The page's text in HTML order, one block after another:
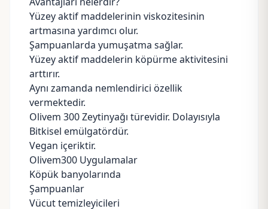
Yüzey aktif maddelerinin viskozitesinin
artmasına yardımcı olur.
Şampuanlarda yumuşatma sağlar.
Yüzey aktif maddelerin köpürme aktivitesini
arttırır.
Aynı zamanda nemlendirici özellik
vermektedir.
Olivem 300 Zeytinyağı türevidir. Dolayısıyla
Bitkisel emülgatördür.
Vegan içeriktir.
Olivem300 Uygulamalar
Köpük banyolarında
Şampuanlar
Vücut temizleyicileri